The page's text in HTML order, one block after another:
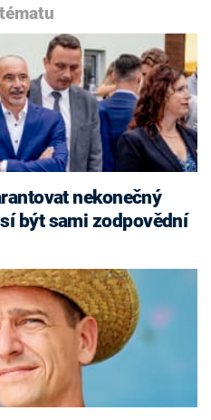
být sami zodpovědní